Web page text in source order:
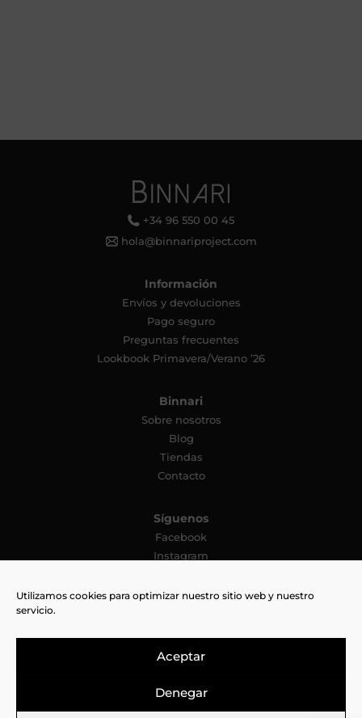
Utilizamos cookies para optimizar nuestro sitio web y nuestro
servicio.
Aceptar
Denegar
+34 96 550 00 45
hola@binnariproject.com
Información
Envíos y devoluciones
Pago seguro
Preguntas frecuentes
Lookbook Primavera/Verano ’26
Binnari
Sobre nosotros
Blog
Tiendas
Contacto
Síguenos
Facebook
Instagram
Pinterest
Aviso legal Cookies Política de privacidad